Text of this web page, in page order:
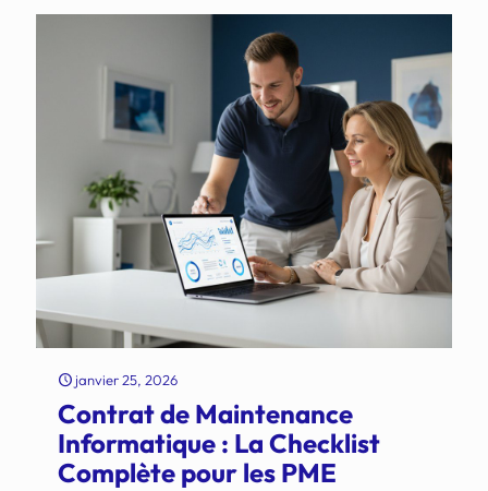
janvier 25, 2026
Contrat de Maintenance
Informatique : La Checklist
Complète pour les PME